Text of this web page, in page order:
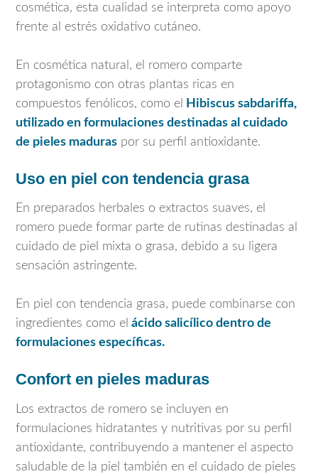
cosmética, esta cualidad se interpreta como apoyo
frente al estrés oxidativo cutáneo.
En cosmética natural, el romero comparte
protagonismo con otras plantas ricas en
compuestos fenólicos, como el
Hibiscus sabdariffa,
utilizado en formulaciones destinadas al cuidado
de pieles maduras por su perfil antioxidante.
Uso en piel con tendencia grasa
En preparados herbales o extractos suaves, el
romero puede formar parte de rutinas destinadas al
cuidado de piel mixta o grasa, debido a su ligera
sensación astringente.
En piel con tendencia grasa, puede combinarse con
ingredientes como el ácido salicílico dentro de
formulaciones específicas.
Confort en pieles maduras
Los extractos de romero se incluyen en
formulaciones hidratantes y nutritivas por su perfil
antioxidante, contribuyendo a mantener el aspecto
saludable de la piel también en el cuidado de pieles